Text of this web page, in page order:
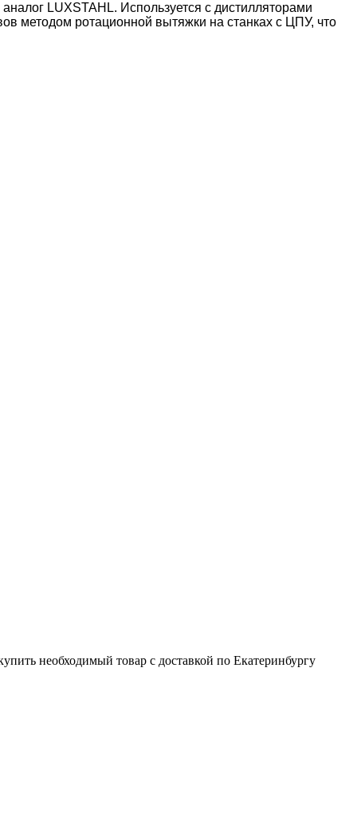
LUXSTAHL. Используется с дистилляторами
методом ротационной вытяжки на станках с ЦПУ, что
необходимый товар с доставкой по Екатеринбургу